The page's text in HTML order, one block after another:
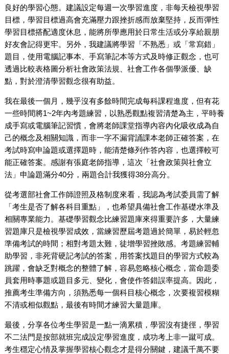
良好的學習心態。建議設定每週一次學習進度，非每天檢視學習
目標，學習目標過高會充滿壓力跟挫折感而放棄堅持，反而彈性
學習目標搭配適度休息，能將所學應用於日常生活或分享給親朋
好友會記得更牢。另外，我建議將學習「不熟悉」或「常寫錯」
題目，使用電腦記事本、手寫筆記本等方式及時修正觀念，也可
透過比較表格圖分析社會政策法規、社會工作各個學派優、缺
點，對於澄清學習觀念很有助益。
我在最後一個月，幾乎沒有多餘時間完成每科課程進度，但有花
一些時間將1~2年內考題練習，以熟悉觀點複習清楚為主，平時養
成手寫或電腦筆記習慣，會將老師課堂指導內容內化吸收成為自
己的概念及相關知識，而非一字不漏背誦課本老師正確答案，在
考試時寫申論題或選擇題時，能清楚條列作答內容，也選擇較可
能正確答案。感謝有張庭老師指導，這次「社會政策與社會立
法」申論題滿分40分，兩題合計我獲得38分高分。
從考選部社會工作師證照及格制度來看，我認為考試委員需了解
「考生是否了解各科目重點」，也希望具備社會工作基礎水準及
相關專業能力。基礎學習觀念比練習題庫來得重要許多，大量練
習題庫只是檢視學習成效，當練習歷屆考題過於簡單，易於輕忽
準備考試的時間；相對考題太難，徒增學習挫敗感。考題練習輔
助學習，非死背硬記考試的答案，用答案找題目的學習方式較為
跳躍，會缺乏對概念的整體了解，容易忽略核心概念，當命題委
員套用時事題或題目多元、變化，會使作答錯誤率提高。因此，
推薦考生準備方向，須熟悉每一個科目核心概念，次要複習模糊
不清或相似觀點，最後有時間才練習大量題庫。
最後，分享各位考生學習是一點一滴累積，學習沒有捷徑，學習
不二法門是按部就班完成設定學習進度，成功考上非一蹴可成。
考生穩定心情及掌握學習核心觀念才是得分關鍵，建議千萬不要